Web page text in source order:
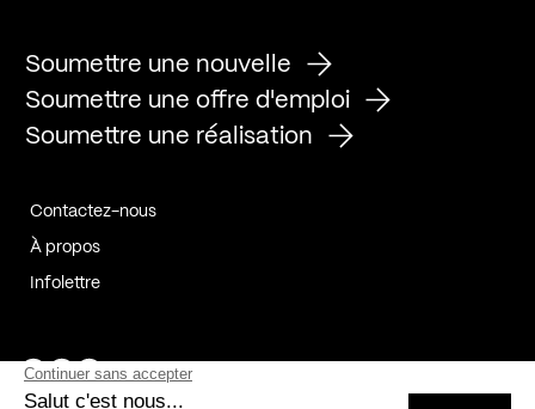
Soumettre une nouvelle
Soumettre une offre d'emploi
Soumettre une réalisation
Contactez-nous
À propos
Infolettre
Page Facebook de Kollectif
Page Instagram de Kollectif
Page Linkedin de Kollectif